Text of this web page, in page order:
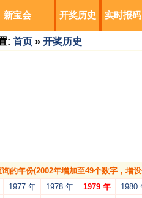
新宝会 开奖历史 实时报码
: 首页 » 开奖历史
的年份(2002年增加至49个数字，增
1977 年 1978 年 1979 年 1980